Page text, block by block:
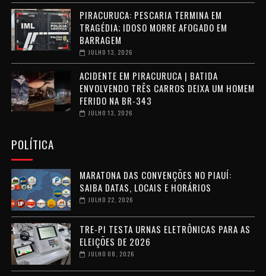
PIRACURUCA: PESCARIA TERMINA EM
TRAGÉDIA; IDOSO MORRE AFOGADO EM
BARRAGEM
JULHO 13, 2026
ACIDENTE EM PIRACURUCA | BATIDA
ENVOLVENDO TRÊS CARROS DEIXA UM HOMEM
FERIDO NA BR-343
JULHO 13, 2026
POLÍTICA
MARATONA DAS CONVENÇÕES NO PIAUÍ:
SAIBA DATAS, LOCAIS E HORÁRIOS
JULHO 22, 2026
TRE-PI TESTA URNAS ELETRÔNICAS PARA AS
ELEIÇÕES DE 2026
JULHO 08, 2026